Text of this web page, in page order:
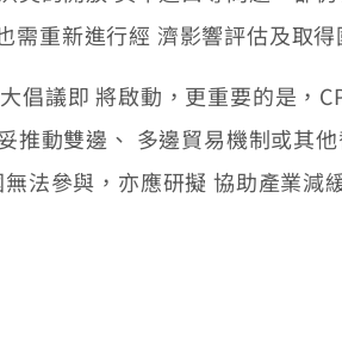
重新進行經 濟影響評估及取得
議即 將啟動，更重要的是，
推動雙邊、 多邊貿易機制或其
法參與，亦應研擬 協助產業減